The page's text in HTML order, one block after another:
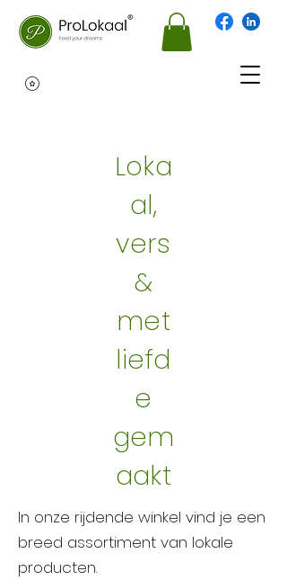
Loka
al,
vers
&
met
liefd
e
gem
aakt
In onze rijdende winkel vind je een
breed assortiment van lokale
producten.